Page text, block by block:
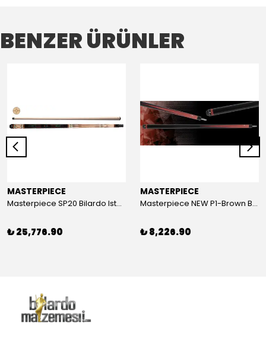
BENZER ÜRÜNLER
MASTERPIECE
Masterpiece SP20 Bilardo Istakası (1 Adet 5 Parça Lamine Şaftlı)
₺ 25,776.90
MASTERPIECE
Masterpiece NEW P1-Brown Bilardo Istakası (1 Adet Solid Şaftlı)
₺ 8,226.90